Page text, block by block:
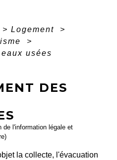
> Logement
>
>
usées
DES
de l'information légale et
la collecte, l'évacuation